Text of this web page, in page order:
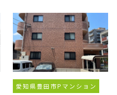
愛知県豊田市Pマンション